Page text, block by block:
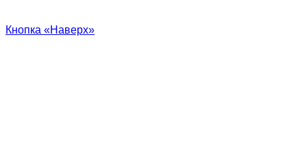
Кнопка «Наверх»